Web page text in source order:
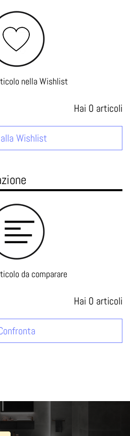
nella Wishlist
Hai 0 articoli
Wishlist
da comparare
Hai 0 articoli